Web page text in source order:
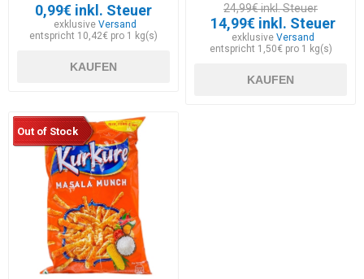
0,99€ inkl. Steuer
exklusiveVersand
entspricht 10,42€ pro 1 kg(s)
KAUFEN
24,99€ inkl. Steuer
14,99€ inkl. Steuer
exklusive Versand
entspricht 1,50€ pro 1 kg(s)
KAUFEN
Out of Stock